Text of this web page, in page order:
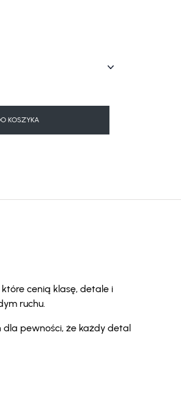
KOSZYKA
cenią klasę, detale i
ruchu.
dla pewności, że każdy detal